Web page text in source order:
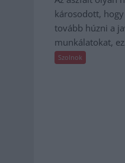
károsodott, hogy
tovább húzni a
munkálatokat,
Szolnok